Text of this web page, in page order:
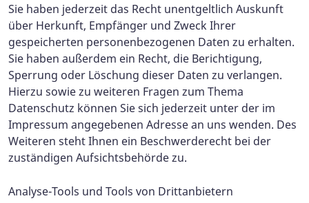
Sie haben jederzeit das Recht unentgeltlich Auskunft
über Herkunft, Empfänger und Zweck Ihrer
gespeicherten personenbezogenen Daten zu erhalten.
Sie haben außerdem ein Recht, die Berichtigung,
Sperrung oder Löschung dieser Daten zu verlangen.
Hierzu sowie zu weiteren Fragen zum Thema
Datenschutz können Sie sich jederzeit unter der im
Impressum angegebenen Adresse an uns wenden. Des
Weiteren steht Ihnen ein Beschwerderecht bei der
zuständigen Aufsichtsbehörde zu.
Analyse-Tools und Tools von Drittanbietern